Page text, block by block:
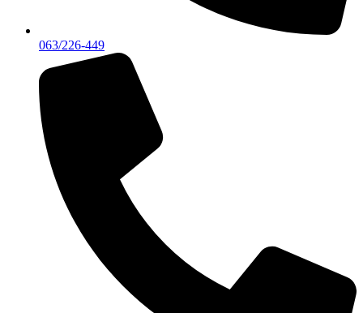
063/226-449